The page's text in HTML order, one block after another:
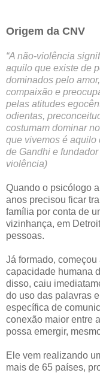
Origem da CNV
“A não-violência
aquilo que existe de
dominados pelo
compaixão e
pelas atitudes
odientas,
costumam dominar
que vivemos é aquilo
de Gandhi e
violência)
Quando o psicólogo
anos precisou ficar
família por conta de
vizinhança, em
pessoas.
Já formado,
capacidade humana
disso, caiu
do uso das palavras
específica de
conexão maior entre
possa emergir,
Ele vem realizando
mais de 65 países,